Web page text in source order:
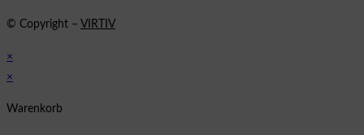
© Copyright – VIRTIV
×
×
Warenkorb